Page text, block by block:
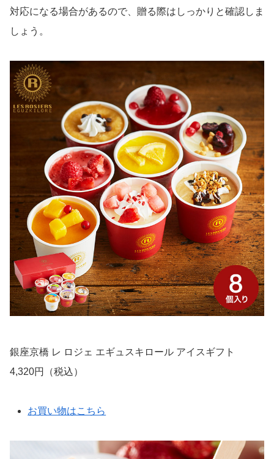
対応になる場合があるので、贈る際はしっかりと確認しま
しょう。
銀座京橋 レ ロジェ エギュスキロール アイスギフト
4,320円（税込）
お買い物はこちら